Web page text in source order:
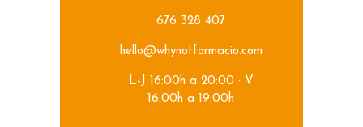
676 328 407
hello@whynotformacio.com
L-J 16:00h a 20:00 · V
16:00h a 19:00h